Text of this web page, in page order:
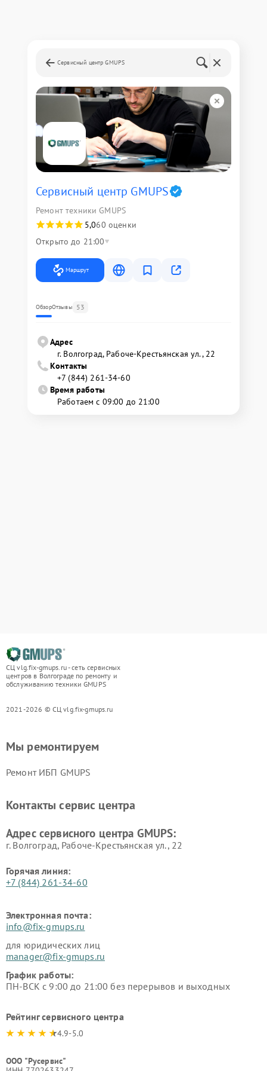
Сервисный центр GMUPS
Сервисный центр GMUPS
Ремонт техники GMUPS
5,060 оценки
Открыто до 21:00
Маршрут
ОбзорОтзывы 53
Адрес
г. Волгоград, Рабоче-Крестьянская ул., 22
Контакты
+7 (844) 261-34-60
Время работы
Работаем с 09:00 до 21:00
СЦ vlg.fix-gmups.ru - сеть сервисных
центров в Волгограде по ремонту и
обслуживанию техники GMUPS
2021-2026 © СЦ vlg.fix-gmups.ru
Мы ремонтируем
Ремонт ИБП GMUPS
Контакты сервис центра
Адрес сервисного центра GMUPS:
г. Волгоград, Рабоче-Крестьянская ул., 22
Горячая линия:
+7 (844) 261-34-60
Электронная почта:
info@fix-gmups.ru
для юридических лиц
manager@fix-gmups.ru
График работы:
ПН-ВСК с 9:00 до 21:00 без перерывов и выходных
Рейтинг сервисного центра
4.9-5.0
ООО "Русервис"